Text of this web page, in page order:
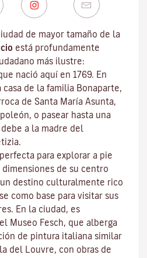
de mayor tamaño de la
está profundamente
más ilustre:
nació aquí en 1769. En
de la familia Bonaparte,
de Santa María Asunta,
o pasear hasta una
a la madre del
para explorar a pie
dimensiones de su centro
destino culturalmente rico
como base para visitar sus
En la ciudad, es
Museo Fesch, que alberga
de pintura italiana similar
del Louvre, con obras de